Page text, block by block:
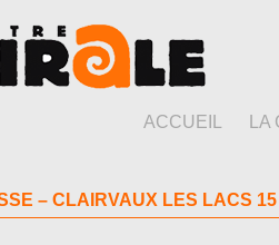
ACCUEIL
– CLAIRVAUX LES LACS